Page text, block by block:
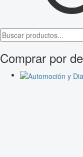
Comprar por